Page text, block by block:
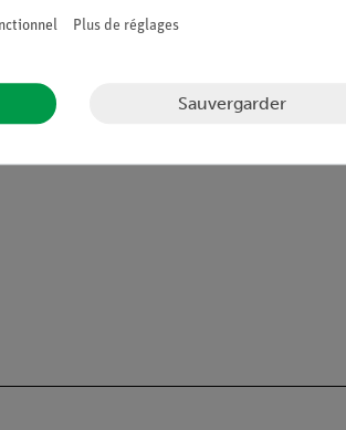
R
mesurées.
Plus de réglages
Sauvergarder